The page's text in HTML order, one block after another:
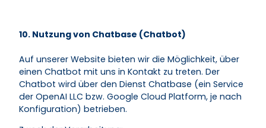
10. Nutzung von Chatbase (Chatbot)
Auf unserer Website bieten wir die Möglichkeit, über
einen Chatbot mit uns in Kontakt zu treten. Der
Chatbot wird über den Dienst Chatbase (ein Service
der OpenAI LLC bzw. Google Cloud Platform, je nach
Konfiguration) betrieben.